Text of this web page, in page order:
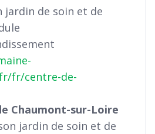
jardin de soin et de
fr/centre-de-
Chaumont-sur-Loire
jardin de soin et de